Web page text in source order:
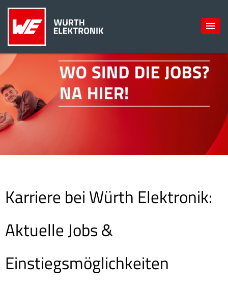
Karriere bei Würth Elektronik:
Aktuelle Jobs &
Einstiegsmöglichkeiten